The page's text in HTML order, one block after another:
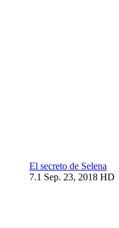
El secreto de Selena
7.1 Sep. 23, 2018 HD